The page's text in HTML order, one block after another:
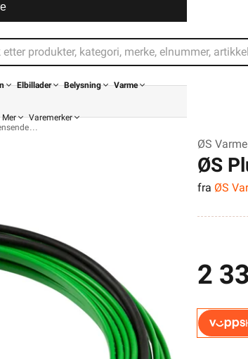
Elbillader Belysning Varme
Mer
Varemerker
ØS
ØS
fra ØS
2